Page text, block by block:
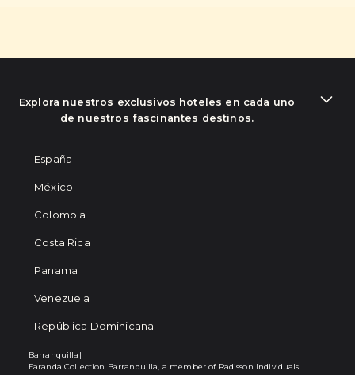
Explora nuestros exclusivos hoteles en cada uno
de nuestros fascinantes destinos.
España
México
Colombia
Costa Rica
Panama
Venezuela
República Dominicana
Barranquilla |
Faranda Collection Barranquilla, a member of Radisson Individuals